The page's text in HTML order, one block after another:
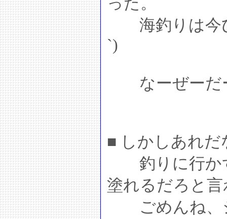
海釣りは今ひ
`)
なーぜーだ
■ しかしあれだ
釣りに行か
塗れるだろと
ごめんね、